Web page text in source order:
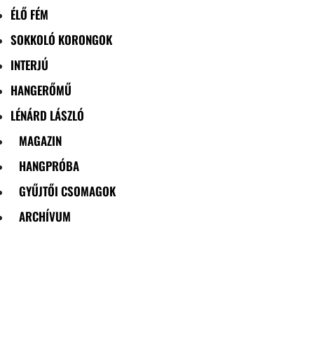
ÉLŐ FÉM
SOKKOLÓ KORONGOK
INTERJÚ
HANGERŐMŰ
LÉNÁRD LÁSZLÓ
MAGAZIN
HANGPRÓBA
GYŰJTŐI CSOMAGOK
ARCHÍVUM